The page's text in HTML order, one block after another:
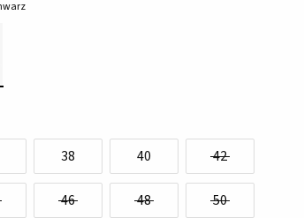
38 40 42
46 48 50